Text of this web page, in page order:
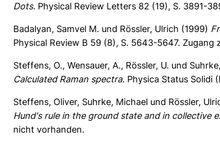
Dots. Physical Review Letters 82 (19), S. 3891-
Badalyan, Samvel M. und Rössler, Ulrich (1999)
Physical Review B 59 (8), S. 5643-5647. Zugang
Steffens, O., Wensauer, A., Rössler, U. und
Calculated Raman spectra. Physica Status Solidi
Steffens, Oliver, Suhrke, Michael und Rössler,
Hund's rule in the ground state and in collective
nicht vorhanden.